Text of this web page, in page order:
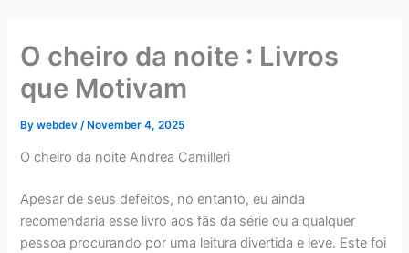
contentO cheiro da noite : Livros
que Motivam
Bywebdev /November 4, 2025
O cheiro da noite Andrea Camilleri
Apesar de seus defeitos, no entanto, eu ainda
recomendaria esse livro aos fãs da série ou a qualquer
pessoa procurando por uma leitura divertida e leve. Este foi